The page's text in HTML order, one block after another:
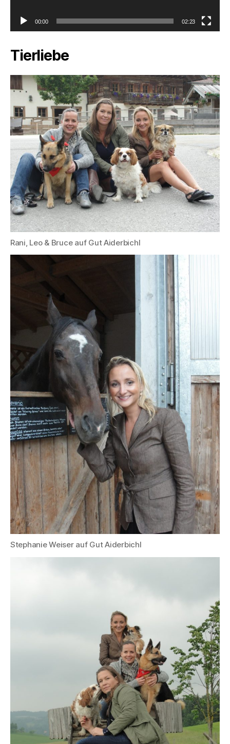
00:00 02:23
Tierliebe
Rani, Leo & Bruce auf Gut Aiderbichl
Stephanie Weiser auf Gut Aiderbichl